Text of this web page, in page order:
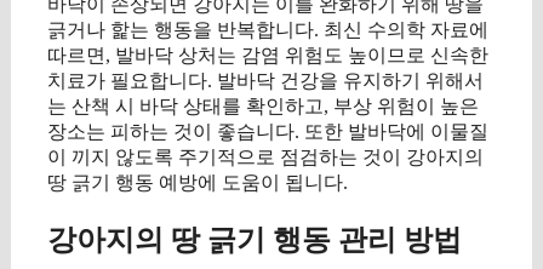
긁거나 핥는 행동을 반복합니다. 최신 수의학 자료에
따르면, 발바닥 상처는 감염 위험도 높이므로 신속한
치료가 필요합니다. 발바닥 건강을 유지하기 위해서
는 산책 시 바닥 상태를 확인하고, 부상 위험이 높은
장소는 피하는 것이 좋습니다. 또한 발바닥에 이물질
이 끼지 않도록 주기적으로 점검하는 것이 강아지의
땅 긁기 행동 예방에 도움이 됩니다.
강아지의 땅 긁기 행동 관리 방법